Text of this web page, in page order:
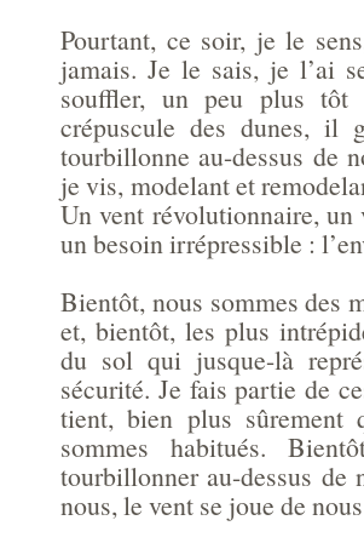
Pourtant, ce soir, je le
jamais. Je le sais, je l’ai
souffler, un peu plus tôt
crépuscule des dunes, il
tourbillonne au-dessus de
je vis, modelant et
Un vent révolutionnaire,
un besoin irrépressible :
Bientôt, nous sommes des
et, bientôt, les plus
du sol qui jusque-là
sécurité. Je fais partie de
tient, bien plus sûrement
sommes habitués.
tourbillonner au-dessus de
nous, le vent se joue de